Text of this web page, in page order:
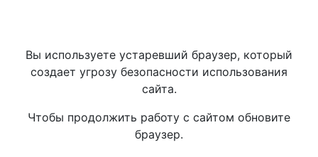
Вы используете устаревший браузер, который
создает угрозу безопасности использования
сайта.
Чтобы продолжить работу с сайтом обновите
браузер.